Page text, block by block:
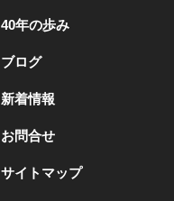
40年の歩み
ブログ
新着情報
お問合せ
サイトマップ